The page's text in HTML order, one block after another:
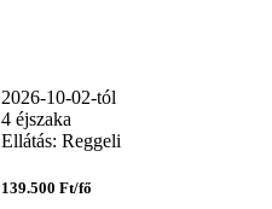
2026-10-02-tól
4 éjszaka
Ellátás: Reggeli
139.500 Ft/fő